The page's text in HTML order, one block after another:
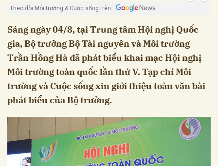
Theo dõi Môi trường & Cuộc sống trên
Sáng ngày 04/8, tại Trung tâm Hội nghị Quốc
gia, Bộ trưởng Bộ Tài nguyên và Môi trường
Trần Hồng Hà đã phát biểu khai mạc Hội nghị
Môi trường toàn quốc lần thứ V. Tạp chí Môi
trường và Cuộc sống xin giới thiệu toàn văn bài
phát biểu của Bộ trưởng.